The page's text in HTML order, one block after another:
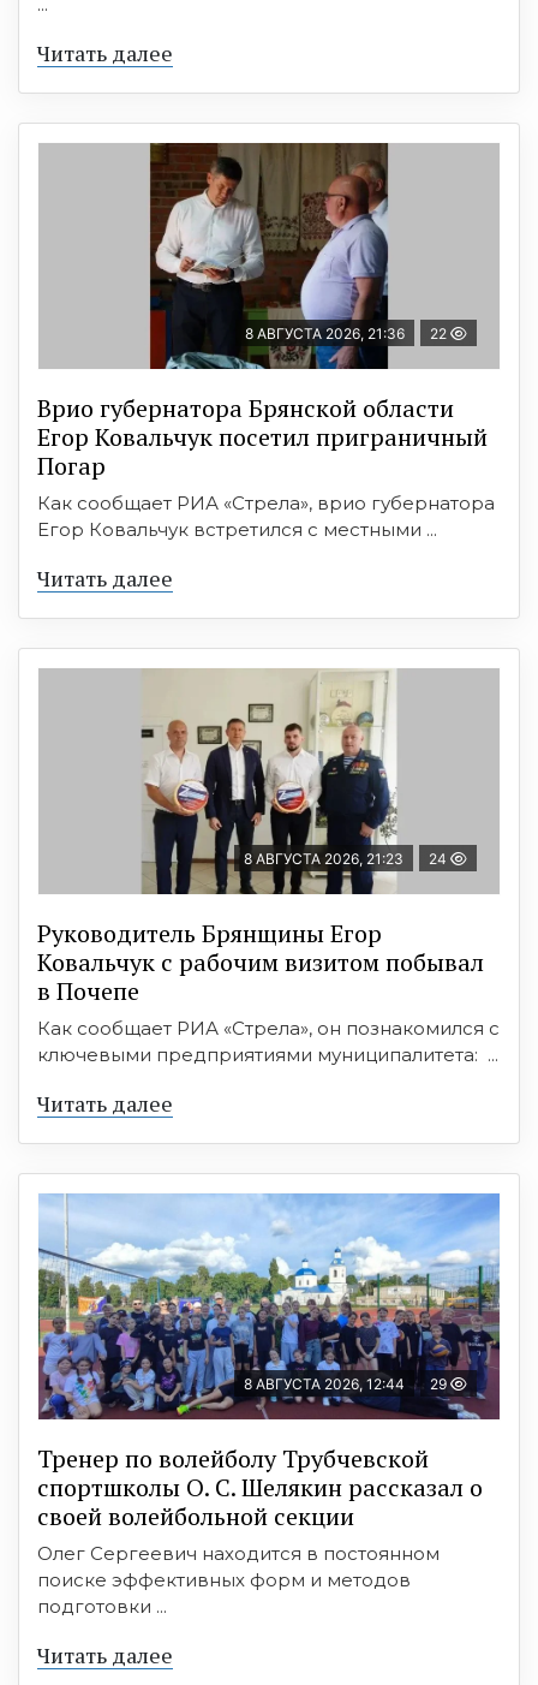
Читать далее
8 АВГУСТА 2026, 21:36 22
Врио губернатора Брянской области
Егор Ковальчук посетил приграничный
Погар
Как сообщает РИА «Стрела», врио губернатора
Егор Ковальчук встретился с местными ...
Читать далее
8 АВГУСТА 2026, 21:23 24
Руководитель Брянщины Егор
Ковальчук с рабочим визитом побывал
в Почепе
Как сообщает РИА «Стрела», он познакомился с
ключевыми предприятиями муниципалитета: ...
Читать далее
8 АВГУСТА 2026, 12:44 29
Тренер по волейболу Трубчевской
спортшколы О. С. Шелякин рассказал о
своей волейбольной секции
Олег Сергеевич находится в постоянном
поиске эффективных форм и методов
подготовки ...
Читать далее